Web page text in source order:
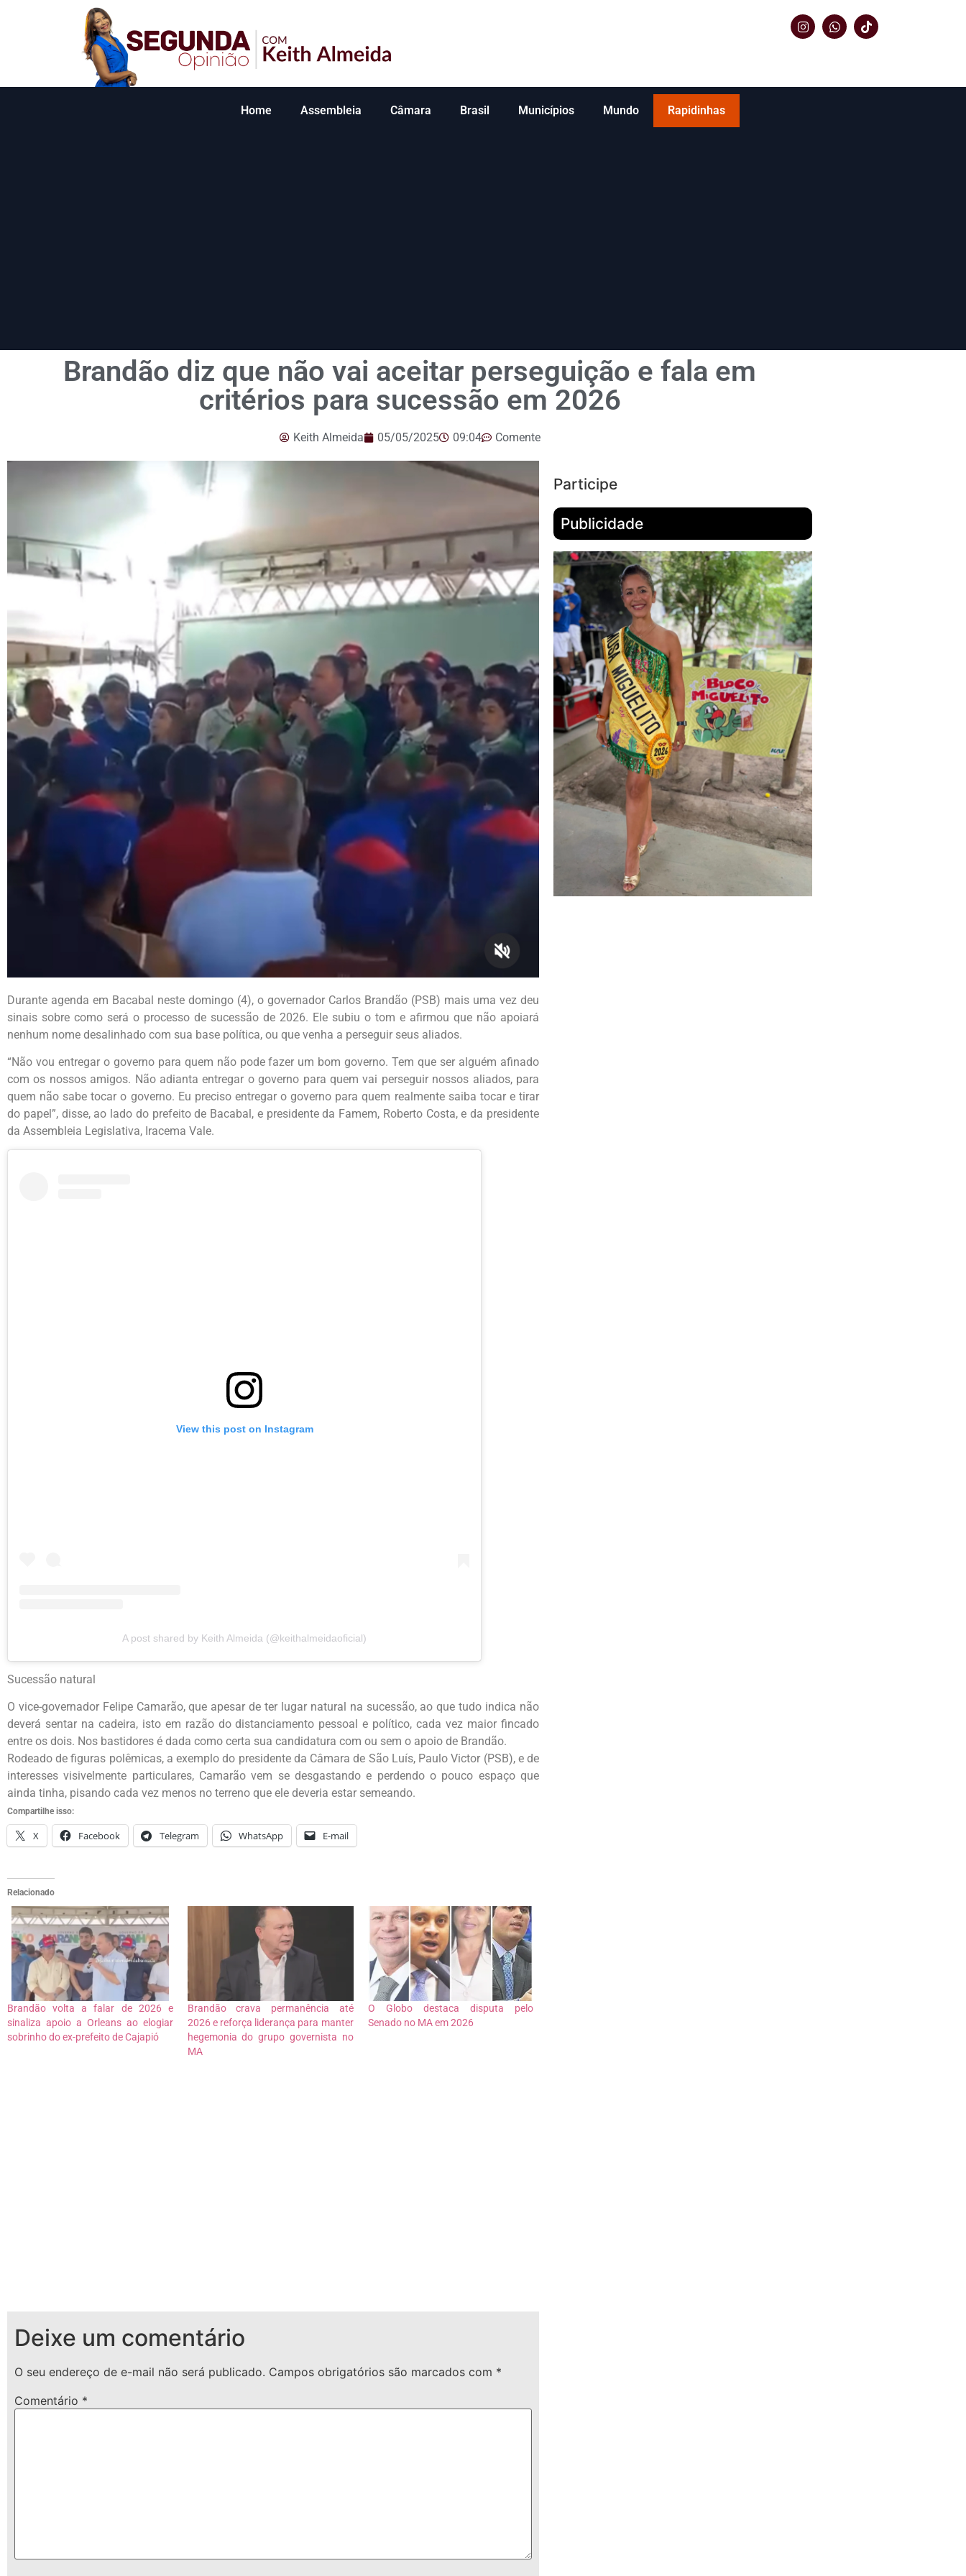
Home Assembleia Câmara Brasil Municípios Mundo Rapidinhas
Brandão diz que não vai aceitar perseguição e fala em
critérios para sucessão em 2026
Keith Almeida 05/05/2025 09:04 Comente
Durante agenda em Bacabal neste domingo (4), o governador Carlos Brandão (PSB) mais uma vez deu
sinais sobre como será o processo de sucessão de 2026. Ele subiu o tom e afirmou que não apoiará
nenhum nome desalinhado com sua base política, ou que venha a perseguir seus aliados.
“Não vou entregar o governo para quem não pode fazer um bom governo. Tem que ser alguém afinado
com os nossos amigos. Não adianta entregar o governo para quem vai perseguir nossos aliados, para
quem não sabe tocar o governo. Eu preciso entregar o governo para quem realmente saiba tocar e tirar
do papel”, disse, ao lado do prefeito de Bacabal, e presidente da Famem, Roberto Costa, e da presidente
da Assembleia Legislativa, Iracema Vale.
View this post on Instagram
A post shared by Keith Almeida (@keithalmeidaoficial)
Sucessão natural
O vice-governador Felipe Camarão, que apesar de ter lugar natural na sucessão, ao que tudo indica não
deverá sentar na cadeira, isto em razão do distanciamento pessoal e político, cada vez maior fincado
entre os dois. Nos bastidores é dada como certa sua candidatura com ou sem o apoio de Brandão.
Rodeado de figuras polêmicas, a exemplo do presidente da Câmara de São Luís, Paulo Victor (PSB), e de
interesses visivelmente particulares, Camarão vem se desgastando e perdendo o pouco espaço que
ainda tinha, pisando cada vez menos no terreno que ele deveria estar semeando.
Compartilhe isso:
X Facebook Telegram WhatsApp E-mail
Relacionado
Brandão volta a falar de 2026 e
sinaliza apoio a Orleans ao elogiar
sobrinho do ex-prefeito de Cajapió
Brandão crava permanência até
2026 e reforça liderança para manter
hegemonia do grupo governista no
MA
O Globo destaca disputa pelo
Senado no MA em 2026
Deixe um comentário
O seu endereço de e-mail não será publicado. Campos obrigatórios são marcados com *
Comentário *
Participe
Publicidade